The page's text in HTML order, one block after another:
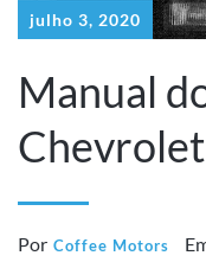
julho 3, 2020
Manual
Por Coffee Motors